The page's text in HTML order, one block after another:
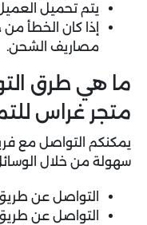
يتم تحميل
إذا كان الخطأ
مصاريف الشحن.
ما هي طرق
متجر غراس
يمكنكم التواصل مع
سهولة من خلال الوسائل
التواصل عن
التواصل عن